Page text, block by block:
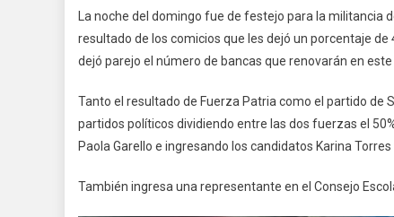
La noche del domingo fue de festejo para la militancia
resultado de los comicios que les dejó un porcentaje
dejó parejo el número de bancas que renovarán en
Tanto el resultado de Fuerza Patria como el partido de
partidos políticos dividiendo entre las dos fuerzas el
Paola Garello e ingresando los candidatos Karina Torres
También ingresa una representante en el Consejo